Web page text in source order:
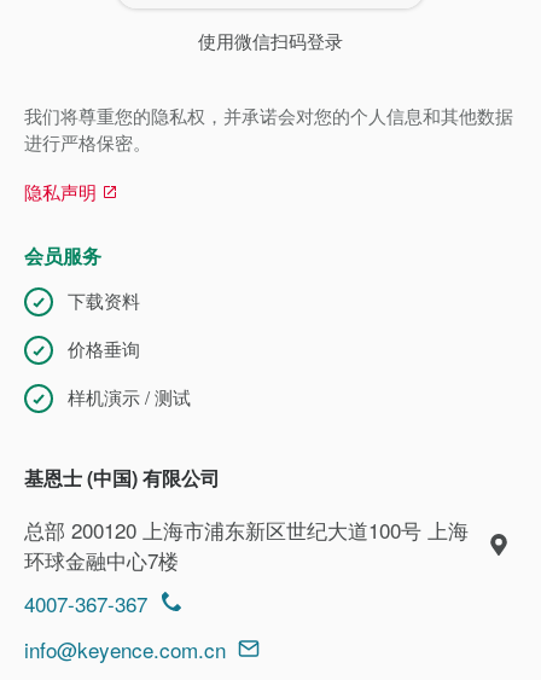
使用微信扫码登录
我们将尊重您的隐私权，并承诺会对您的个人信息和其他数据
进行严格保密。
隐私声明
会员服务
下载资料
价格垂询
样机演示 / 测试
基恩士 (中国) 有限公司
总部 200120 上海市浦东新区世纪大道100号 上海
环球金融中心7楼
4007-367-367
info@keyence.com.cn